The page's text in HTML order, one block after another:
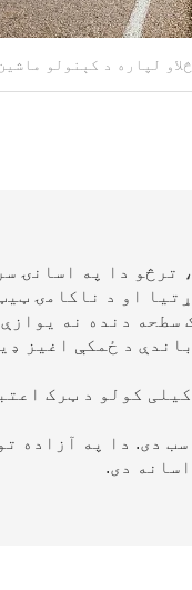
ترڅو دا په اسانۍ
او د ناکامۍ
سطحه دنده نه
د ځمکې اغیز
کیلی کولو د ټرک
دی. دا په آزاده
دی.